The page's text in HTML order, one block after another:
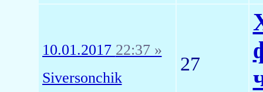
10.01.2017 22:37 »
Siversonchik
27